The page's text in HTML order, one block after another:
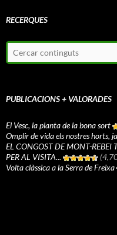
RECERQUES
PUBLICACIONS + VALORADES
El Vesc, la planta de la bona sort
Omplir de vida els nostres horts,
EL CONGOST DE MONT-
PER AL VISITA...
Volta clàssica a la Serra de Freixa